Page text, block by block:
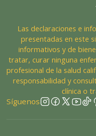
Las declaraciones e
presentadas en este
informativos y de
tratar, curar ninguna
profesional de la salud
responsabilidad y
clínica o
Síguenos